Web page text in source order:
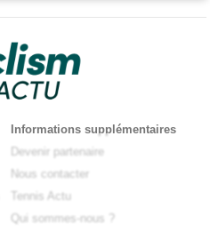
Informations supplémentaires
Devenir partenaire
Nous contacter
Tennis Actu
Qui sommes-nous ?